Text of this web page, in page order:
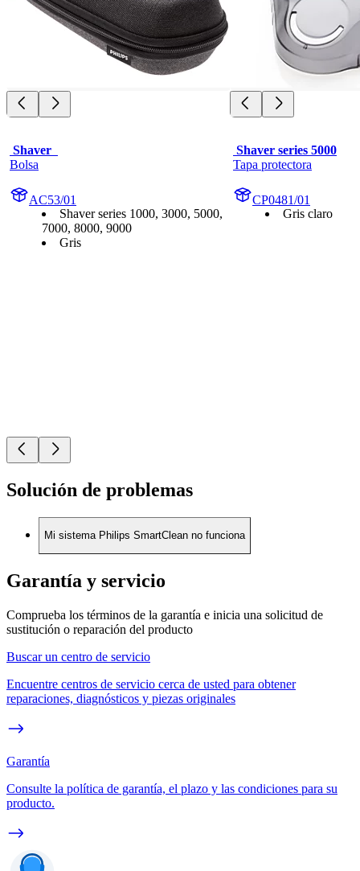
Shaver
Bolsa
AC53/01
Shaver series 1000, 3000, 5000,
7000, 8000, 9000
Gris
Shaver series 5000
Tapa protectora
CP0481/01
Gris claro
Solución de problemas
Mi sistema Philips SmartClean no funciona
Garantía y servicio
Comprueba los términos de la garantía e inicia una solicitud de
sustitución o reparación del producto
Buscar un centro de servicio
Encuentre centros de servicio cerca de usted para obtener
reparaciones, diagnósticos y piezas originales
Garantía
Consulte la política de garantía, el plazo y las condiciones para su
producto.